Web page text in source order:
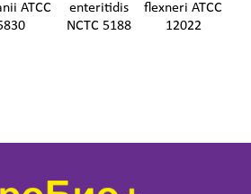
ATCC
enteritidis
NCTC 5188
flexneri ATCC
12022